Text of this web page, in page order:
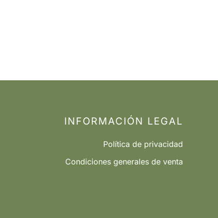
INFORMACIÓN LEGAL
Política de privacidad
Condiciones generales de venta